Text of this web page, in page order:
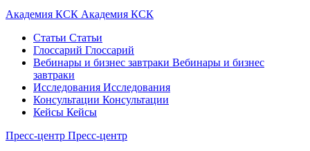
Академия КСК Академия КСК
Статьи Статьи
Глоссарий Глоссарий
Вебинары и бизнес завтраки Вебинары и бизнес
завтраки
Исследования Исследования
Консультации Консультации
Кейсы Кейсы
Пресс-центр Пресс-центр